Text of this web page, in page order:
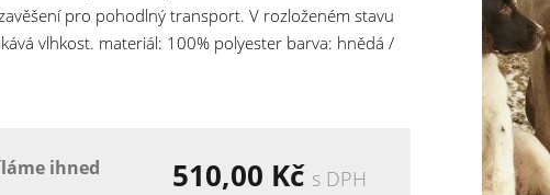
pro pohodlný transport. V rozloženém stavu
vlhkost. materiál: 100% polyester barva: hnědá /
ihned 510,00 Kč s DPH